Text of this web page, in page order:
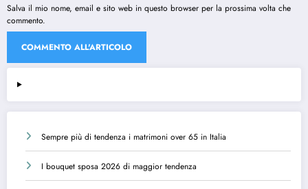
Salva il mio nome, email e sito web in questo browser per la prossima volta che
commento.
Sempre più di tendenza i matrimoni over 65 in Italia
I bouquet sposa 2026 di maggior tendenza